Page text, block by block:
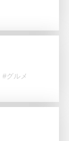
#グルメ